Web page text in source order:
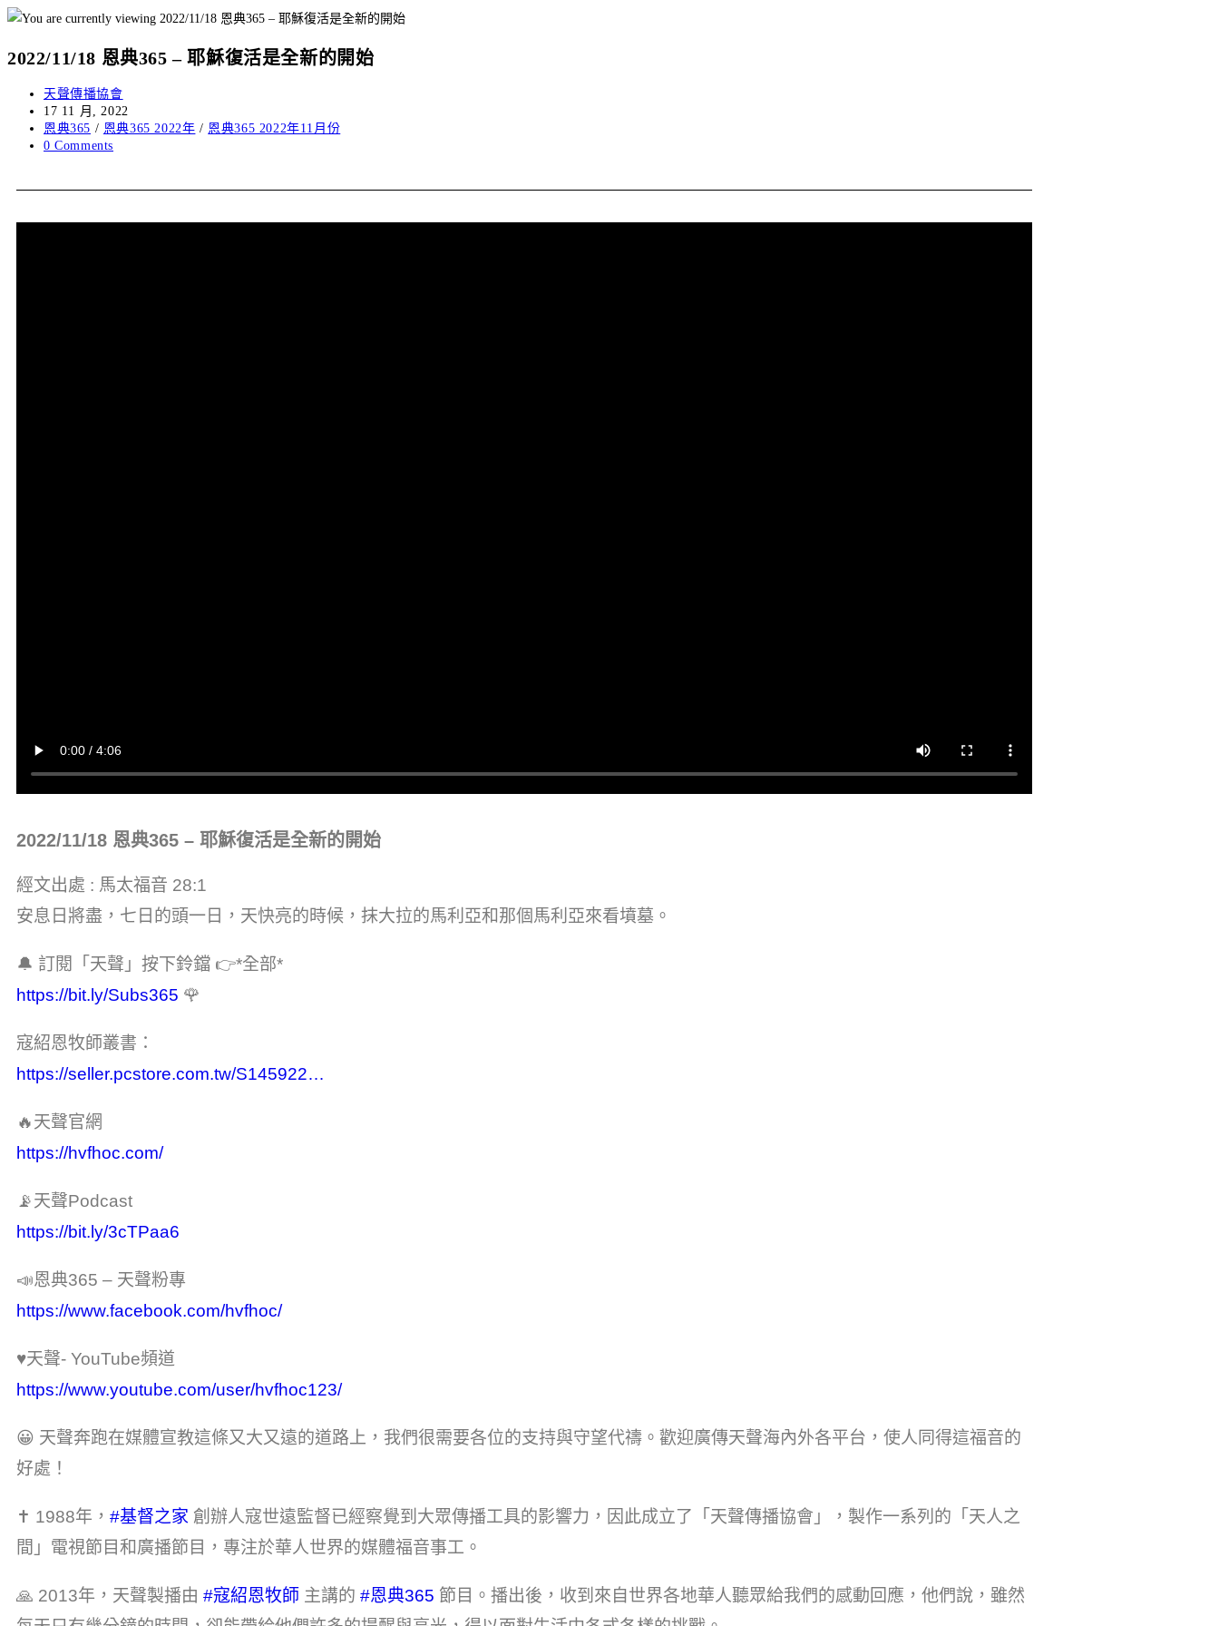
2022/11/18 恩典365 – 耶穌復活是全新的開始
天聲傳播協會
17 11 月, 2022
恩典365 / 恩典365 2022年 / 恩典365 2022年11月份
0 Comments
2022/11/18 恩典365 – 耶穌復活是全新的開始
經文出處 : 馬太福音 28:1
安息日將盡，七日的頭一日，天快亮的時候，抹大拉的馬利亞和那個馬利亞來看墳墓。
🔔 訂閱「天聲」按下鈴鐺 👉*全部*
https://bit.ly/Subs365 🌹
寇紹恩牧師叢書：
https://seller.pcstore.com.tw/S145922…
🔥天聲官網
https://hvfhoc.com/
📡天聲Podcast
https://bit.ly/3cTPaa6
📣恩典365 – 天聲粉專
https://www.facebook.com/hvfhoc/
♥天聲- YouTube頻道
https://www.youtube.com/user/hvfhoc123/
😀 天聲奔跑在媒體宣教這條又大又遠的道路上，我們很需要各位的支持與守望代禱。歡迎廣傳天聲海內外各平台，使人同得這福音的
好處！
✝ 1988年， #基督之家​ 創辦人寇世遠監督已經察覺到大眾傳播工具的影響力，因此成立了「天聲傳播協會」，製作一系列的「天人之
間」電視節目和廣播節目，專注於華人世界的媒體福音事工。
🙏 2013年，天聲製播由 #寇紹恩牧師​ 主講的 #恩典365​ 節目。播出後，收到來自世界各地華人聽眾給我們的感動回應，他們說，雖然